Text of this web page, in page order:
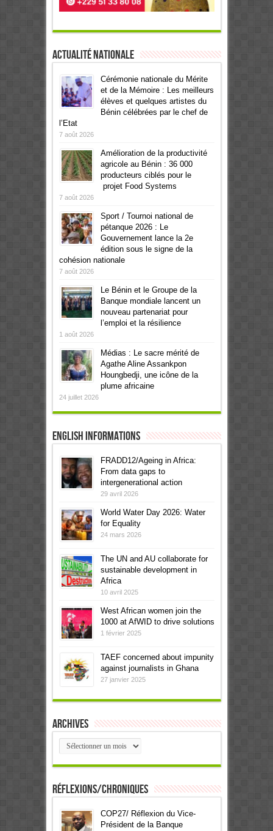
Actualité Nationale
Cérémonie nationale du Mérite
et de la Mémoire : Les meilleurs
élèves et quelques artistes du
Bénin célébrées par le chef de
l’Etat
7 août 2026
Amélioration de la productivité
agricole au Bénin : 36 000
producteurs ciblés pour le
projet Food Systems
7 août 2026
Sport / Tournoi national de
pétanque 2026 : Le
Gouvernement lance la 2e
édition sous le signe de la
cohésion nationale
7 août 2026
Le Bénin et le Groupe de la
Banque mondiale lancent un
nouveau partenariat pour
l’emploi et la résilience
1 août 2026
Médias : Le sacre mérité de
Agathe Aline Assankpon
Houngbedji, une icône de la
plume africaine
24 juillet 2026
English informations
FRADD12/Ageing in Africa:
From data gaps to
intergenerational action
29 avril 2026
World Water Day 2026: Water
for Equality
24 mars 2026
The UN and AU collaborate for
sustainable development in
Africa
10 avril 2025
West African women join the
1000 at AfWID to drive solutions
1 février 2025
TAEF concerned about impunity
against journalists in Ghana
27 janvier 2025
Archives
Archives
Réflexions/Chroniques
COP27/ Réflexion du Vice-
Président de la Banque